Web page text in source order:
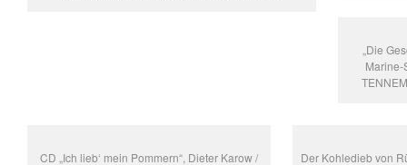
„Die
Marine-
CD „Ich lieb‘ mein Pommern“, Dieter Karow /
Der Kohledieb von